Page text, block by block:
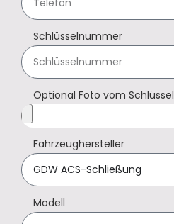
Schlüsselnummer
Optional Foto vom Schlüssel
Fahrzeughersteller
Modell